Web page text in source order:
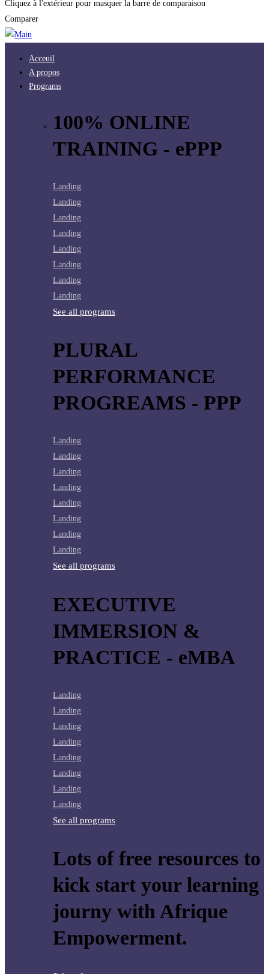
Cliquez à l'extérieur pour masquer la barre de comparaison
Comparer
Acceuil
A propos
Programs
100% ONLINE
TRAINING - ePPP
Landing
Landing
Landing
Landing
Landing
Landing
Landing
Landing
See all programs
PLURAL
PERFORMANCE
PROGREAMS - PPP
Landing
Landing
Landing
Landing
Landing
Landing
Landing
Landing
See all programs
EXECUTIVE
IMMERSION &
PRACTICE - eMBA
Landing
Landing
Landing
Landing
Landing
Landing
Landing
Landing
See all programs
Lots of free resources to
kick start your learning
journy with Afrique
Empowerment.